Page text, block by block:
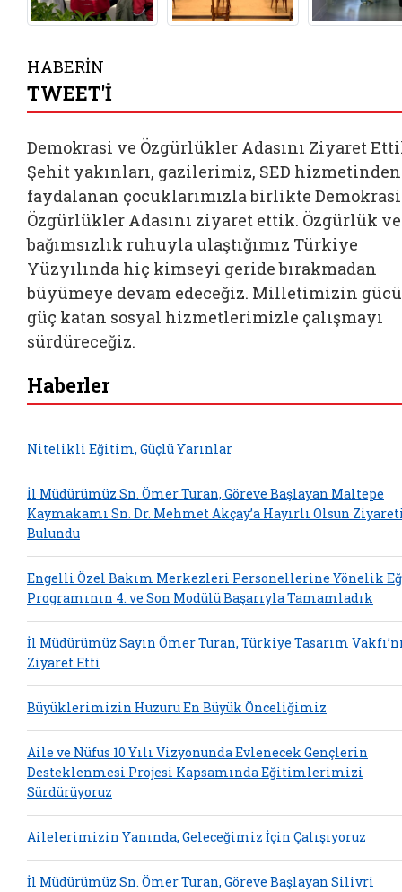
HABERİN
TWEET'İ
Demokrasi ve Özgürlükler Adasını Ziyaret
Şehit yakınları, gazilerimiz, SED hizmetinden
faydalanan çocuklarımızla birlikte
Özgürlükler Adasını ziyaret ettik. Özgürlük ve
bağımsızlık ruhuyla ulaştığımız Türkiye
Yüzyılında hiç kimseyi geride bırakmadan
büyümeye devam edeceğiz. Milletimizin
güç katan sosyal hizmetlerimizle çalışmayı
sürdüreceğiz.
Haberler
Nitelikli Eğitim, Güçlü Yarınlar
İl Müdürümüz Sn. Ömer Turan, Göreve Başlayan Maltepe
Kaymakamı Sn. Dr. Mehmet Akçay’a Hayırlı Olsun
Bulundu
Engelli Özel Bakım Merkezleri Personellerine Yönelik
Programının 4. ve Son Modülü Başarıyla Tamamladık
İl Müdürümüz Sayın Ömer Turan, Türkiye Tasarım
Ziyaret Etti
Büyüklerimizin Huzuru En Büyük Önceliğimiz
Aile ve Nüfus 10 Yılı Vizyonunda Evlenecek Gençlerin
Desteklenmesi Projesi Kapsamında Eğitimlerimizi
Sürdürüyoruz
Ailelerimizin Yanında, Geleceğimiz İçin Çalışıyoruz
İl Müdürümüz Sn. Ömer Turan, Göreve Başlayan Silivri